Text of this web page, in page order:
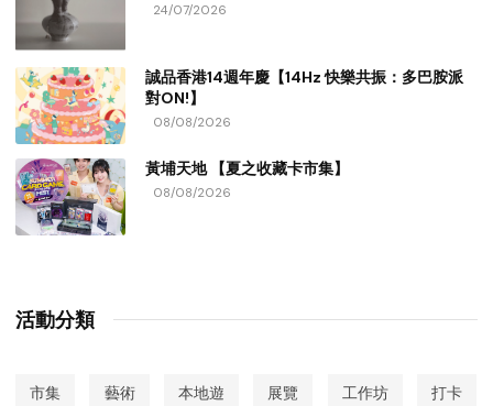
24/07/2026
誠品香港14週年慶【14Hz 快樂共振：多巴胺派
對ON!】
08/08/2026
黃埔天地 【夏之收藏卡市集】
08/08/2026
活動分類
市集 藝術 本地遊 展覽 工作坊 打卡